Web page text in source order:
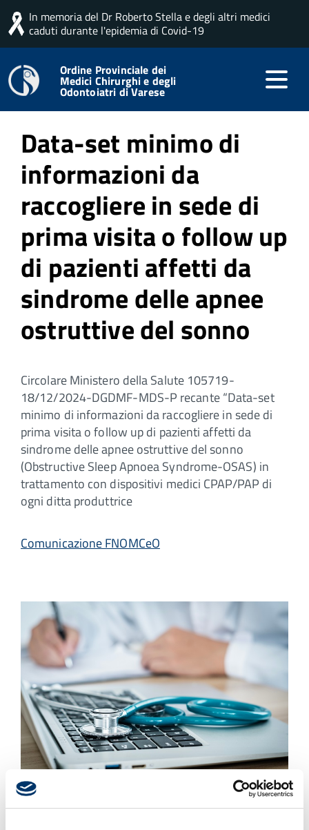
In memoria del Dr Roberto Stella e degli altri medici
caduti durante l'epidemia di Covid-19
Ordine Provinciale dei
Medici Chirurghi e degli
Odontoiatri di Varese
Home Articoli app
Pubblicato: 20 Dicembre 2024
Data-set minimo di
informazioni da
raccogliere in sede di
prima visita o follow up
di pazienti affetti da
sindrome delle apnee
ostruttive del sonno
Circolare Ministero della Salute 105719-
18/12/2024-DGDMF-MDS-P recante “Data-set
minimo di informazioni da raccogliere in sede di
prima visita o follow up di pazienti affetti da
sindrome delle apnee ostruttive del sonno
(Obstructive Sleep Apnoea Syndrome-OSAS) in
trattamento con dispositivi medici CPAP/PAP di
ogni ditta produttrice
Comunicazione FNOMCeO